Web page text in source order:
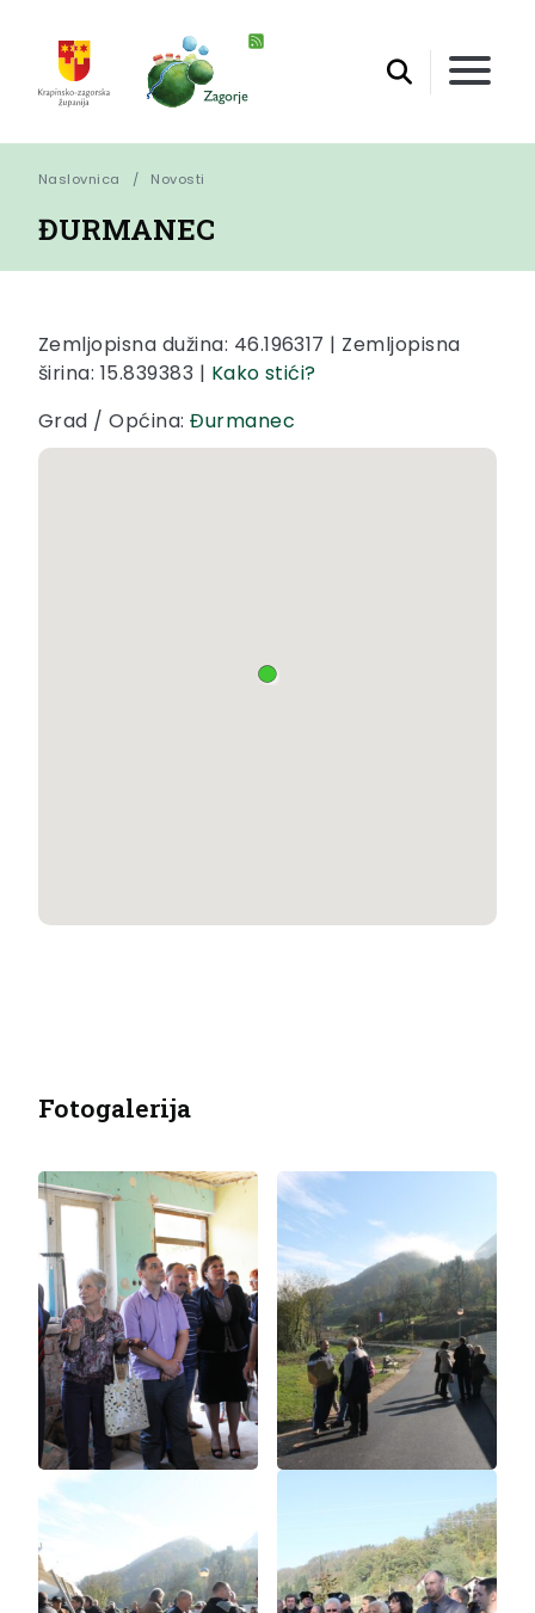
Naslovnica Novosti
ĐURMANEC
Zemljopisna dužina: 46.196317 | Zemljopisna
širina: 15.839383 | Kako stići?
Grad / Općina:Đurmanec
Fotogalerija